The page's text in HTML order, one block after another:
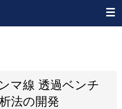
マ線 透過ベンチ
法の開発